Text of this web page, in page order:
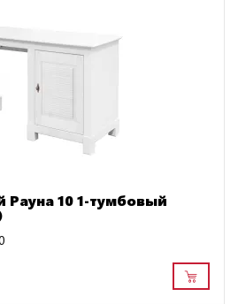
Рауна 10 1-тумбовый